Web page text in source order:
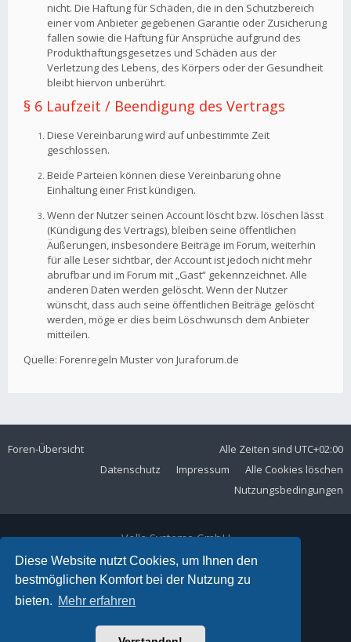
Diese Website nutzt Cookies, um Ihnen den
bestmöglichen Komfort bei der Nutzung zu
bieten. Mehr erfahren
nicht. Die Haftung für Schäden, die in den Schutzbereich
einer vom Anbieter gegebenen Garantie oder Zusicherung
fallen sowie die Haftung für Ansprüche aufgrund des
Produkthaftungsgesetzes und Schäden aus der
Verletzung des Lebens, des Körpers oder der Gesundheit
bleibt hiervon unberührt.
§ 6 Laufzeit / Beendigung des Vertrags
Diese Vereinbarung wird auf unbestimmte Zeit
geschlossen.
Beide Parteien können diese Vereinbarung ohne
Einhaltung einer Frist kündigen.
Wenn der Nutzer seinen Account löscht bzw. löschen lässt
(Kündigung des Vertrags), bleiben seine öffentlichen
Äußerungen, insbesondere Beiträge im Forum, weiterhin
für alle Leser sichtbar, der Account ist jedoch nicht mehr
abrufbar und im Forum mit „Gast“ gekennzeichnet. Alle
anderen Daten werden gelöscht. Wenn der Nutzer
wünscht, dass auch seine öffentlichen Beiträge gelöscht
werden, möge er dies beim Löschwunsch dem Anbieter
mitteilen.
Quelle: Forenregeln Muster von Juraforum.de
Foren-Übersicht Alle Zeiten sind UTC+02:00
Alle Cookies löschen
Impressum
Datenschutz
Nutzungsbedingungen
Volla Systeme GmbH
Kölner Straße 102
42897 Remscheid
Telefon:+49 2191 59897 61
E-Mail: